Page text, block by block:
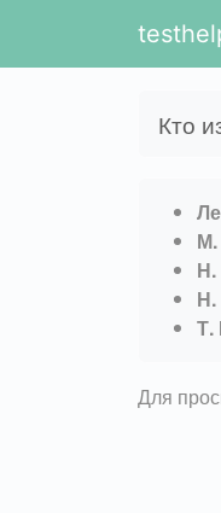
Кто
М.
Н.
Н.
Т.
Для